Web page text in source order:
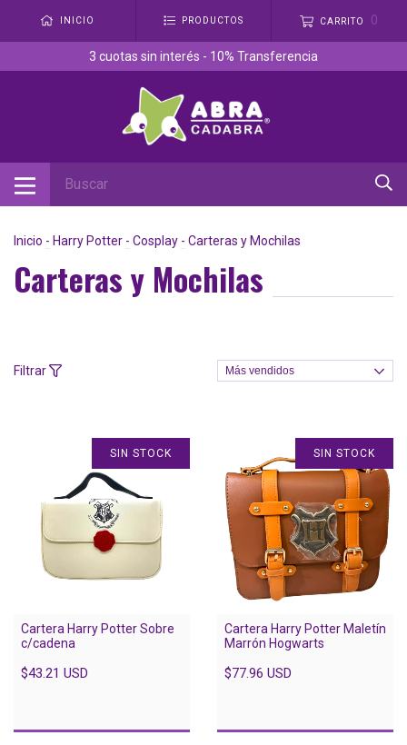
INICIO PRODUCTOS CARRITO 0
3 cuotas sin interés - 10% Transferencia
Inicio - Harry Potter - Cosplay - Carteras y Mochilas
Carteras y Mochilas
Filtrar
SIN STOCK
Cartera Harry Potter Sobre
c/cadena
$43.21 USD
SIN STOCK
Cartera Harry Potter Maletín
Marrón Hogwarts
$77.96 USD